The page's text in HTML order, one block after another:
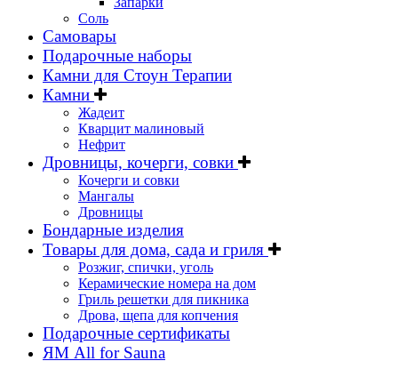
Соль
Самовары
Подарочные наборы
Камни для Стоун Терапии
Камни
Жадеит
Кварцит малиновый
Нефрит
Дровницы, кочерги, совки
Кочерги и совки
Мангалы
Дровницы
Бондарные изделия
Товары для дома, сада и гриля
Розжиг, спички, уголь
Керамические номера на дом
Гриль решетки для пикника
Дрова, щепа для копчения
Подарочные сертификаты
ЯМ All for Sauna